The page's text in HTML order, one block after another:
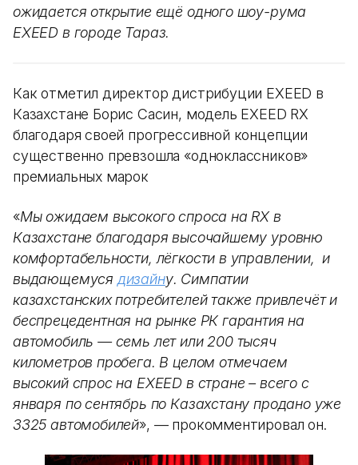
ожидается открытие ещё одного шоу-рума
EXEED в городе Тараз.
Как отметил директор дистрибуции EXEED в
Казахстане Борис Сасин, модель EXEED RX
благодаря своей прогрессивной концепции
существенно превзошла «одноклассников»
премиальных марок
«Мы ожидаем высокого спроса на RX в
Казахстане благодаря высочайшему уровню
комфортабельности, лёгкости в управлении, и
выдающемуся дизайну. Симпатии
казахстанских потребителей также привлечёт и
беспрецедентная на рынке РК гарантия на
автомобиль — семь лет или 200 тысяч
километров пробега. В целом отмечаем
высокий спрос на EXEED в стране – всего с
января по сентябрь по Казахстану продано уже
3325 автомобилей», — прокомментировал он.